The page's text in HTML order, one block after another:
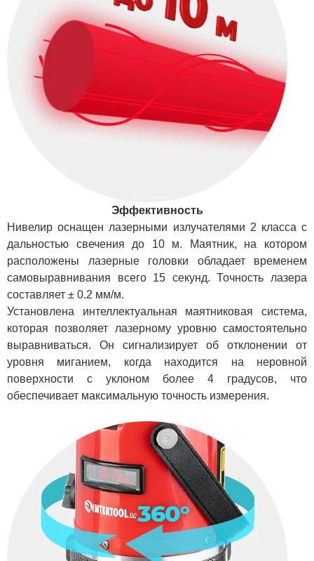
Эффективность
Нивелир оснащен лазерными излучателями 2 класса с
дальностью свечения до 10 м. Маятник, на котором
расположены лазерные головки обладает временем
самовыравнивания всего 15 секунд. Точность лазера
составляет ± 0.2 мм/м.
Установлена интеллектуальная маятниковая система,
которая позволяет лазерному уровню самостоятельно
выравниваться. Он сигнализирует об отклонении от
уровня миганием, когда находится на неровной
поверхности с уклоном более 4 градусов, что
обеспечивает максимальную точность измерения.